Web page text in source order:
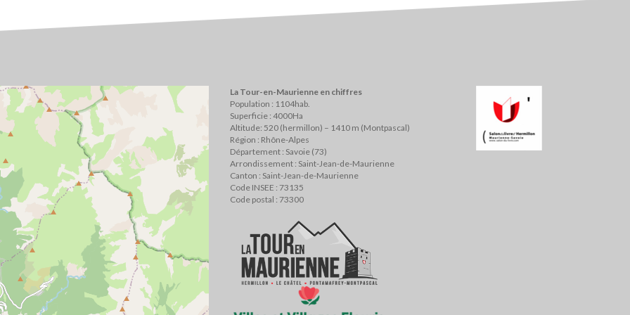
La Tour-en-Maurienne en chiffres
Population : 1104hab.
Superficie : 4000Ha
Altitude: 520 (hermillon) – 1410 m (Montpascal)
Région : Rhône-Alpes
Département : Savoie (73)
Arrondissement : Saint-Jean-de-Maurienne
Canton : Saint-Jean-de-Maurienne
Code INSEE : 73135
Code postal : 73300